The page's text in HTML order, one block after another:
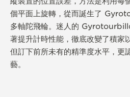
個平面上旋轉，從而誕生了
多軸陀飛輪。迷人的
著提升計時性能，徹底改變了積家
但訂下前所未有的精準度水平，更
藝。